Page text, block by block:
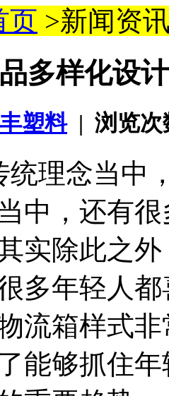
页 >新闻资
多样化设
塑料| 浏览次
统理念当中
中，还有
实除此之
多年轻人
流箱样式
能够抓住